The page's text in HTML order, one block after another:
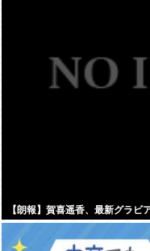
【朗報】賀喜遥香、最新グラビ